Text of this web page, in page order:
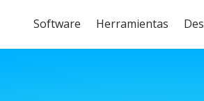
Software Herramientas